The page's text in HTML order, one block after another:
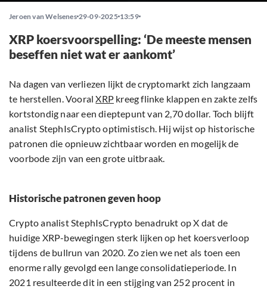
Jeroen van Welsenes 29-09-2025 13:59
XRP koersvoorspelling: ‘De meeste mensen
beseffen niet wat er aankomt’
Na dagen van verliezen lijkt de cryptomarkt zich langzaam
te herstellen. VooralXRP kreeg flinke klappen en zakte zelfs
kortstondig naar een dieptepunt van 2,70 dollar. Toch blijft
analist StephIsCrypto optimistisch. Hij wijst op historische
patronen die opnieuw zichtbaar worden en mogelijk de
voorbode zijn van een grote uitbraak.
Historische patronen geven hoop
Crypto analist StephIsCrypto benadrukt op X dat de
huidige XRP-bewegingen sterk lijken op het koersverloop
tijdens de bullrun van 2020. Zo zien we net als toen een
enorme rally gevolgd een lange consolidatieperiode. In
2021 resulteerde dit in een stijging van 252 procent in